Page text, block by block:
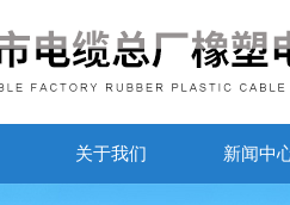
关于我们 新闻中